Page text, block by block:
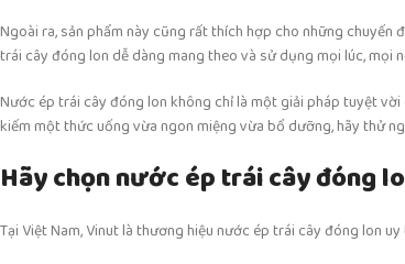
Ngoài ra, sản phẩm này cũng rất thích hợp cho những chuyến
trái cây đóng lon dễ dàng mang theo và sử dụng mọi lúc, mọi
Nước ép trái cây đóng lon không chỉ là một giải pháp tuyệt
kiếm một thức uống vừa ngon miệng vừa bổ dưỡng, hãy thử
Hãy chọn nước ép trái cây đóng
Tại Việt Nam, Vinut là thương hiệu nước ép trái cây đóng lon